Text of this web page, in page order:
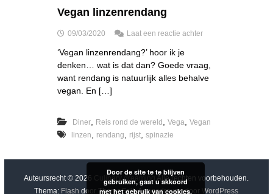
Vegan linzenrendang
09/03/2020 Laat een reactie achtero
e
g
i
n
r
e
‘Vegan linzenrendang?’ hoor ik je
denken… wat is dat dan? Goede vraag,
want rendang is natuurlijk alles behalve
vegan. En […]
Diner Reis rond de wereld ,Vega ,Vegan
linzen
rendang rijst ,spinazie
Auteursrecht © 2026 Culinary dreaming Alle rechten voorbehouden.
Thema: Flash door ThemeGrill. Aangedreven door WordPress
Door de site te te blijven
gebruiken, gaat u akkoord
met het gebruik van cookies.